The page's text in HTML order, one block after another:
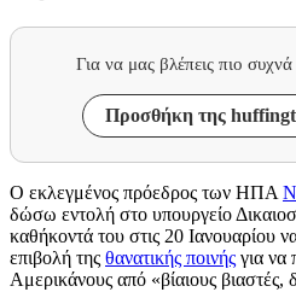
Για να μας βλέπεις πιο
Προσθήκη της
Ο εκλεγμένος πρόεδρος των ΗΠΑ
δώσω εντολή στο υπουργείο
καθήκοντά του στις 20 Ιανουαρίου
επιβολή της θανατικής ποινής για να
Αμερικάνους από «βίαιους βιαστές,